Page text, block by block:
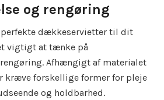
og rengøring
perfekte dækkeservietter til dit
vigtigt at tænke på
Afhængigt af materialet
kræve forskellige former for pleje
og holdbarhed.